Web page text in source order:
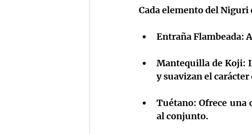
Cada elemento del
Entraña Flambeada:
Mantequilla de Koji:
y suavizan el carácter
Tuétano: Ofrece una
al conjunto.